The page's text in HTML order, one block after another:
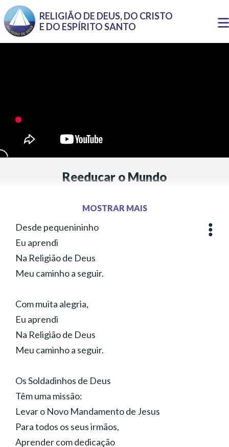
Pular para o conteúdo principal
RELIGIÃO DE DEUS, DO CRISTO
E DO ESPÍRITO SANTO
Reeducar o Mundo
Anthony Barcellos
Música:
Anthony Barcellos
Interpretação:Anthony Barcellos, Coral Ecumênico
Infantojuvenil Boa Vontade (São Paulo)
Gênero:Rock
MOSTRAR MAIS
Mais
Desde pequenininho
Eu aprendi
Na Religião de Deus
Meu caminho a seguir.
Com muita alegria,
Eu aprendi
Na Religião de Deus
Meu caminho a seguir.
Os Soldadinhos de Deus
Têm uma missão:
Levar o Novo Mandamento de Jesus
Para todos os seus irmãos,
Aprender com dedicação